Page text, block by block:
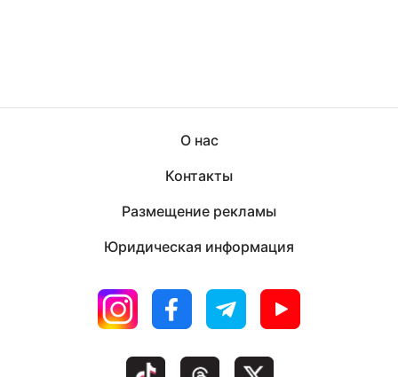
О нас
Контакты
Размещение рекламы
Юридическая информация